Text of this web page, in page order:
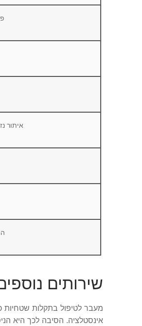
איתור
שירותים
מעבר לטיפול בתקלות שטחיות
אינסטלציה. הסיבה לכך היא